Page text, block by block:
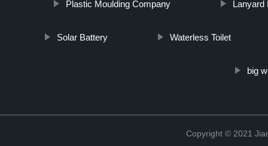
Plastic Moulding Company Lanyard
Solar Battery Waterless Toilet
big
Copyright © 2021